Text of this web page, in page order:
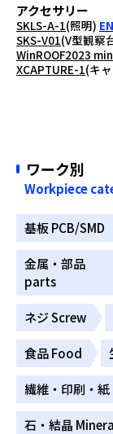
アクセサリー
SKLS-A-1(照明) EN
SKS-V01(V型観察
WinROOF2023
XCAPTURE-1(キ
ワーク別
Workpiece
基板 PCB/SMD
金属・部品
parts
ネジ Screw
食品 Food
繊維・印刷・
石・結晶